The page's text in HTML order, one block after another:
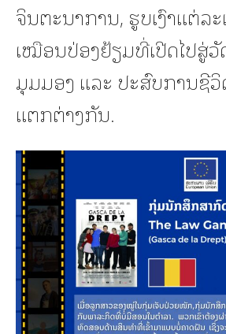
ຈິນຕະນາການ, ຮູບເງົາແຕ່ລະ
ເໝືອນປ່ອງຢ້ຽມທີ່ເປີດໄປສູ່
ມຸມມອງ ແລະ ປະສົບການຊີ
ແຕກຕ່າງກັນ.